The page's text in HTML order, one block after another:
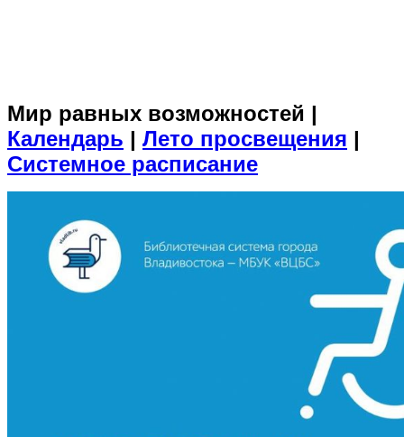
Мир равных возможностей |
Календарь | Лето просвещения |
Системное расписание